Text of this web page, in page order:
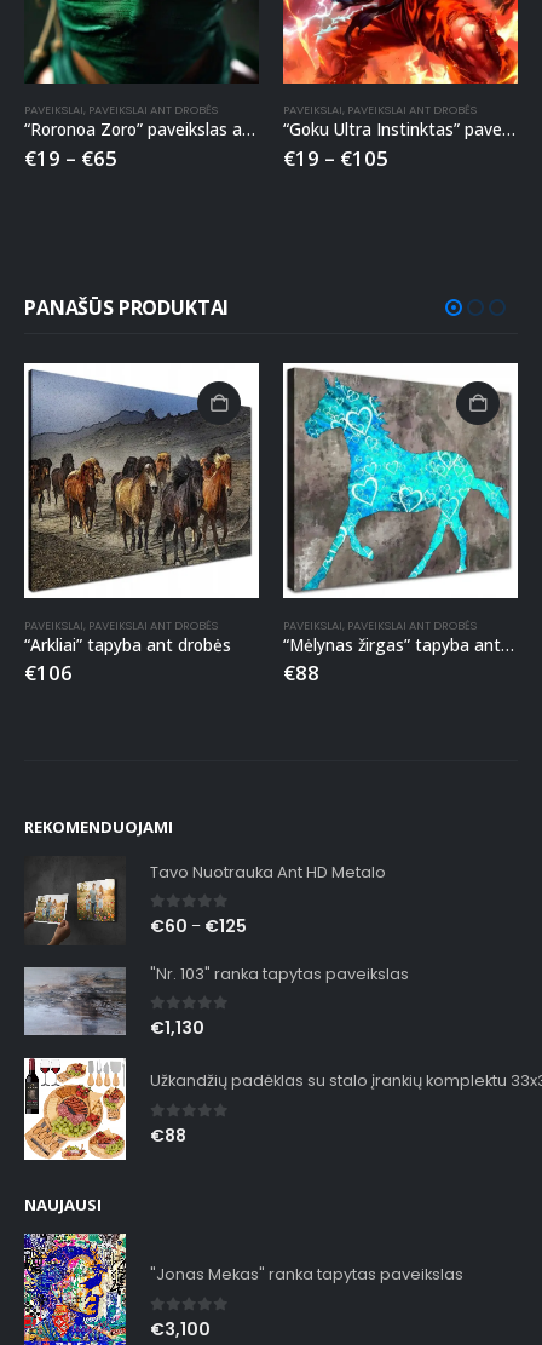
PAVEIKSLAI, PAVEIKSLAI ANT DROBĖS
“Roronoa Zoro” paveikslas ant drobės
€19 – €65
PAVEIKSLAI, PAVEIKSLAI ANT DROBĖS
“Goku Ultra Instinktas” paveikslas ant drobės
€19 – €105
PANAŠŪS PRODUKTAI
PAVEIKSLAI, PAVEIKSLAI ANT DROBĖS
“Arkliai” tapyba ant drobės
€106
PAVEIKSLAI, PAVEIKSLAI ANT DROBĖS
“Mėlynas žirgas” tapyba ant drobės
€88
REKOMENDUOJAMI
Tavo Nuotrauka Ant HD Metalo
0out of 5
€60 – €125
"Nr. 103" ranka tapytas paveikslas
0out of 5
€1,130
Užkandžių padėklas su stalo įrankių komplektu
0out of 5
€88
NAUJAUSI
"Jonas Mekas" ranka tapytas paveikslas
0out of 5
€3,100